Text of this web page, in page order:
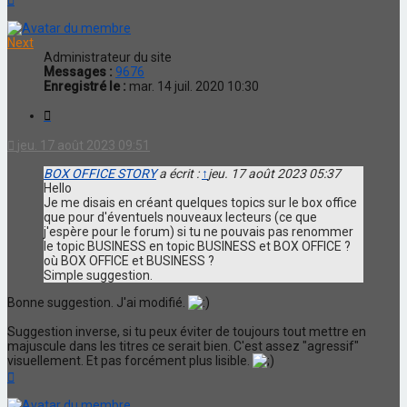
Next
Administrateur du site
Messages : 9676
Enregistré le : mar. 14 juil. 2020 10:30
jeu. 17 août 2023 09:51
BOX OFFICE STORYa écrit : ↑jeu. 17 août 2023 05:37
Hello
Je me disais en créant quelques topics sur le box office
que pour d'éventuels nouveaux lecteurs (ce que
j'espère pour le forum) si tu ne pouvais pas renommer
le topic BUSINESS en topic BUSINESS et BOX OFFICE ?
où BOX OFFICE et BUSINESS ?
Simple suggestion.
Bonne suggestion. J'ai modifié.
Suggestion inverse, si tu peux éviter de toujours tout mettre en
majuscule dans les titres ce serait bien. C'est assez "agressif"
visuellement. Et pas forcément plus lisible.